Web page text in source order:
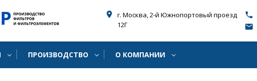
place г. Москва, 2-й Южнопортовый проезд
12Г
phone
email
ПРОИЗВОДСТВО О КОМПАНИИ